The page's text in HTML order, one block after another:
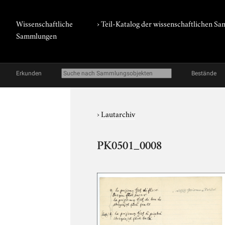
Wissenschaftliche
Sammlungen
› Teil-Katalog der wissenschaftlichen
Erkunden Bestände
›Lautarchiv
PK0501_0008